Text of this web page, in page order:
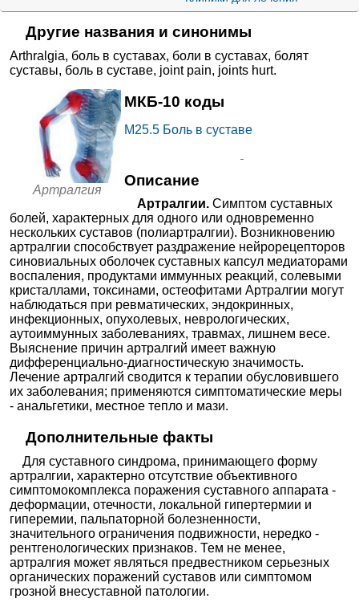
раздра
е
средст
ва в
комбин
ациях
цветков
Камфора +
перечной
листьев
масло +
Эвкалипта
прутовидно
го листьев
масло
Местн
анесте
тики в
комбин
Бензокаин
+ Прокаин +
Рацементо
л
НПВС -
Оксика
Лорноксика
Ксефокам Лорнолиоф
НПВС -
Оксика
мы в
комбин
ациях
Мелоксика
м +
Хондроитин
а сульфат
НПВС -
Пиразо
лоны
Метамизол
натрия
Анальгин-ЛекТ|Анальгин-УБФ|Анальгин-Ультра
НПВС -
Пиразо
лоны в
комбин
ациях
Кофеин +
Метамизол
натрия +
Фенобарбит
ал
Метамизол
натрия +
Кофеин +
Тиамин
Метамизол
+
ния бромид
Ревалгин ТАБС
|Спазматен|Спазмоблок
Метамизол
натрия +
Триацетона
мин-4-
толуолсуль
фонат
Темпалгин
Метамизол
натрия +
Анальгин-хинин
НПВС -
Произв
одные
пропио
Ибупрофен
+
Левоменто
Дип Рилиф
Запись
Поликлиника №3
Железнодорожной
больницы на Театральной
Ростов-на-Дону, Театральная
площадь, д. 4
+7(863..показать
Запись
Life на Восточно-
Кругликовской
Краснодар, ул. Восточно-
Кругликовская, д. 30
+7(861
Клиника Наш Доктор на
Жмайлова
Ростов-на-Дону, ул. Жмайлова,
СигмаМед на Тельмана
Ростов-на-Дону, ул. Тельмана, д.
110, стр. 1
+7(800..показать
Запись
Ещё 1295 клиник
Другие названия и синонимы
Arthralgia, боль в суставах, боли в суставах, болят
суставы, боль в суставе, joint pain, joints hurt.
Артралгия
МКБ-10 коды
M25.5 Боль в суставе
Описание
Артралгии.Симптом суставных
болей, характерных для одного или одновременно
нескольких суставов (полиартралгии). Возникновению
артралгии способствует раздражение нейрорецепторов
синовиальных оболочек суставных капсул медиаторами
воспаления, продуктами иммунных реакций, солевыми
кристаллами, токсинами, остеофитами Артралгии могут
наблюдаться при ревматических, эндокринных,
инфекционных, опухолевых, неврологических,
аутоиммунных заболеваниях, травмах, лишнем весе.
Выяснение причин артралгий имеет важную
дифференциально-диагностическую значимость.
Лечение артралгий сводится к терапии обусловившего
их заболевания; применяются симптоматические меры
- анальгетики, местное тепло и мази.
Дополнительные факты
Для суставного синдрома, принимающего форму
артралгии, характерно отсутствие объективного
симптомокомплекса поражения суставного аппарата -
деформации, отечности, локальной гипертермии и
гиперемии, пальпаторной болезненности,
значительного ограничения подвижности, нередко -
рентгенологических признаков. Тем не менее,
артралгия может являться предвестником серьезных
органических поражений суставов или симптомом
грозной внесуставной патологии.